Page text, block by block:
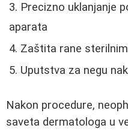
Precizno uklanjanje
aparata
Zaštita rane
Uputstva za negu
Nakon procedure,
saveta dermatologa u